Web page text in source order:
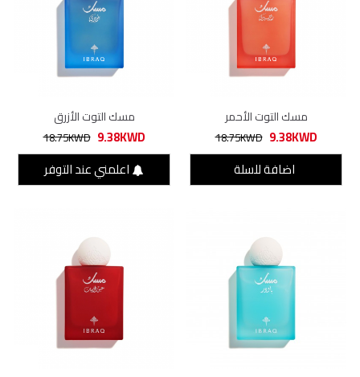
مسك التوت الأحمر
18.75KWD 9.38KWD
اضافة للسلة
مسك التوت الأزرق
18.75KWD 9.38KWD
اعلمني عند التوفر